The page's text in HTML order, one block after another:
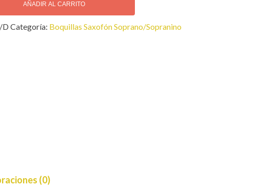
AÑADIR AL CARRITO
D Categoría: Boquillas Saxofón Soprano/Sopranino
(0)